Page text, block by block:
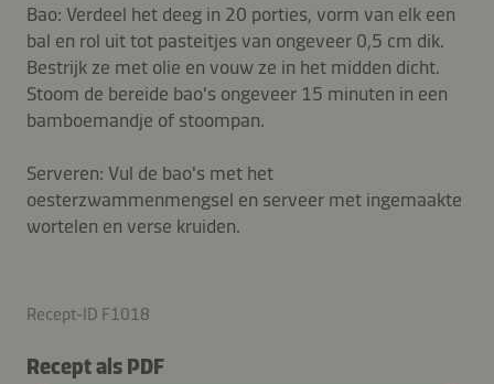
Bao: Verdeel het deeg in 20 porties, vorm van elk een
bal en rol uit tot pasteitjes van ongeveer 0,5 cm dik.
Bestrijk ze met olie en vouw ze in het midden dicht.
Stoom de bereide bao's ongeveer 15 minuten in een
bamboemandje of stoompan.
Serveren: Vul de bao's met het
oesterzwammenmengsel en serveer met ingemaakte
wortelen en verse kruiden.
Recept-ID F1018
Recept als PDF